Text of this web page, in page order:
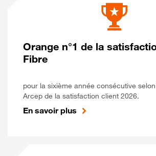
Orange n°1 de la
Fibre
pour la sixième année consécutive
Arcep de la satisfaction client 2026.
En savoir plus